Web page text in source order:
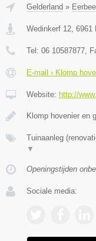
Gelderland »
Wedinkerf 12, 6961
Tel: 06 10587877,
E-mail › Klomp
Website: http://
Klomp hovenier en
Tuinaanleg
▼
Openingstijden
Sociale media: